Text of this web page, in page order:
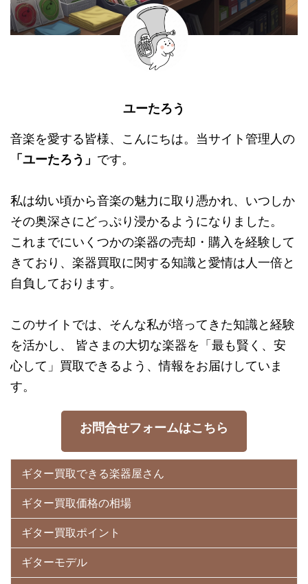
ユーたろう
音楽を愛する皆様、こんにちは。当サイト管理人の
「ユーたろう」 です。
私は幼い頃から音楽の魅力に取り憑かれ、いつしか
その奥深さにどっぷり浸かるようになりました。
これまでにいくつかの楽器の売却・購入を経験して
きており、楽器買取に関する知識と愛情は人一倍と
自負しております。
このサイトでは、そんな私が培ってきた知識と経験
を活かし、 皆さまの大切な楽器を「最も賢く、安
心して」買取できるよう、情報をお届けしていま
す。
お問合せフォームはこちら
ギター買取できる楽器屋さん
ギター買取価格の相場
ギター買取ポイント
ギターモデル